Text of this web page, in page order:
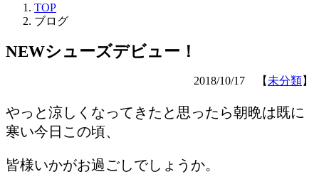
TOP
ブログ
NEWシューズデビュー！
2018/10/17 【 未分類】
やっと涼しくなってきたと思ったら朝晩は既に
寒い今日この頃、
皆様いかがお過ごしでしょうか。